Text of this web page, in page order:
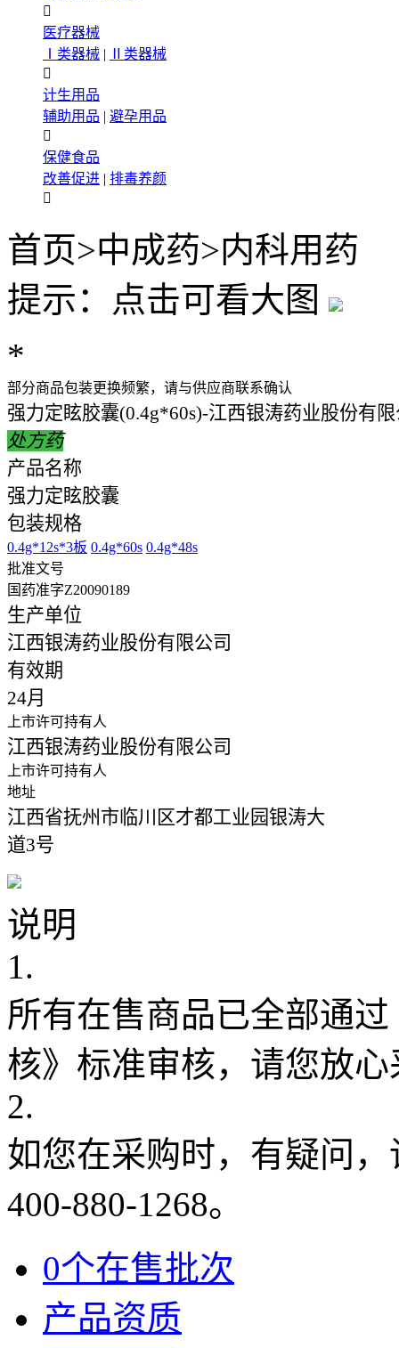

医疗器械
Ⅰ类器械 |
Ⅱ类器械

计生用品
辅助用品 | 避孕用品

保健食品
改善促进 | 排毒养颜

首页>中成药>内科用药
提示：点击可看大图
*
部分商品包装更换频繁，请与供应商联系确认
强力定眩胶囊(0.4g*60s)-江西银涛药业股份有
处方药
产品名称
强力定眩胶囊
包装规格
0.4g*12s*3板 0.4g*60s 0.4g*48s
批准文号
国药准字Z20090189
生产单位
江西银涛药业股份有限公司
有效期
24月
上市许可持有人
江西银涛药业股份有限公司
上市许可持有人
地址
江西省抚州市临川区才都工业园银涛大
道3号
说明
1.
所有在售商品已全部通
核》标准审核，请您放心
2.
如您在采购时，有疑问
400-880-1268。
0个在售批次
产品资质